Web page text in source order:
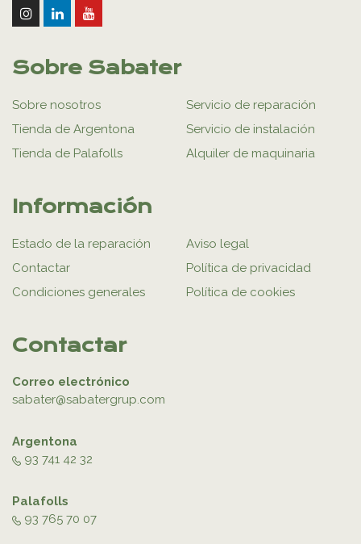
Sobre Sabater
Sobre nosotros
Tienda de Argentona
Tienda de Palafolls
Servicio de reparación
Servicio de instalación
Alquiler de maquinaria
Información
Estado de la reparación
Contactar
Condiciones generales
Aviso legal
Política de privacidad
Política de cookies
Contactar
Correo electrónico
sabater@sabatergrup.com
Argentona
93 741 42 32
Palafolls
93 765 70 07